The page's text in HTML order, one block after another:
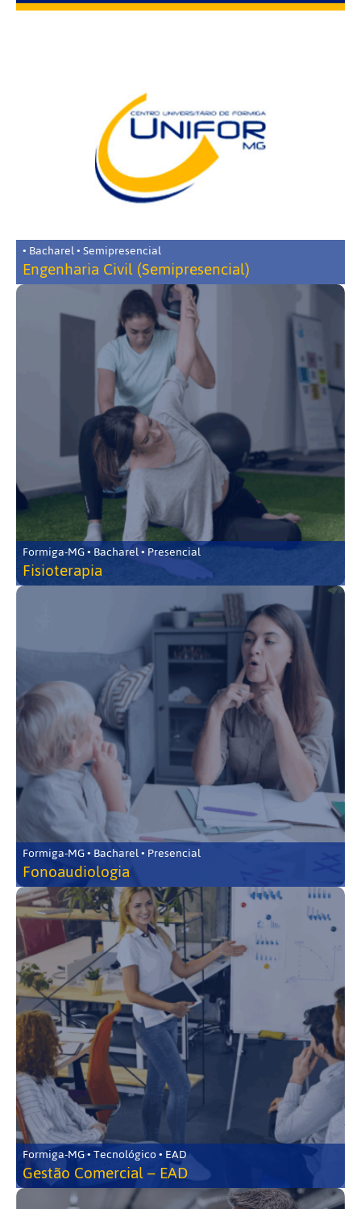
• Bacharel • Semipresencial
Engenharia Civil (Semipresencial)
Formiga-MG • Bacharel • Presencial
Fisioterapia
Formiga-MG • Bacharel • Presencial
Fonoaudiologia
Formiga-MG • Tecnológico • EAD
Gestão Comercial – EAD